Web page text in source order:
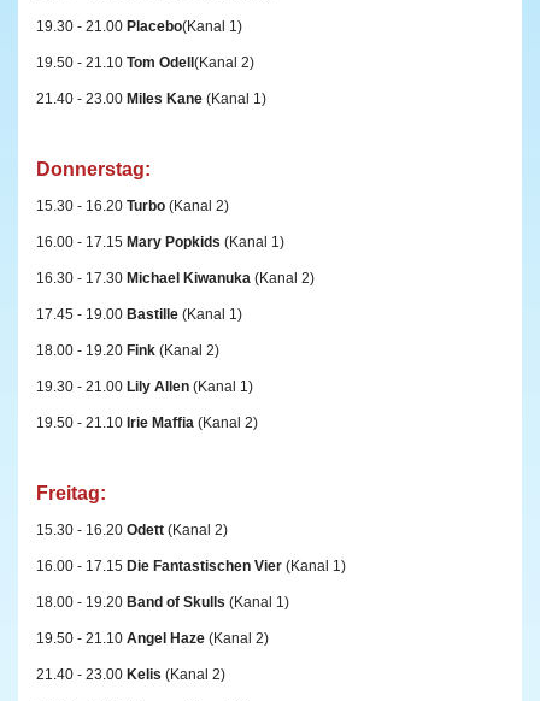
19.30 - 21.00 Placebo(Kanal 1)
19.50 - 21.10 Tom Odell (Kanal 2)
21.40 - 23.00 Miles Kane (Kanal 1)
Donnerstag:
15.30 - 16.20 Turbo (Kanal 2)
16.00 - 17.15 Mary Popkids (Kanal 1)
16.30 - 17.30 Michael Kiwanuka (Kanal 2)
17.45 - 19.00 Bastille (Kanal 1)
18.00 - 19.20 Fink (Kanal 2)
19.30 - 21.00 Lily Allen (Kanal 1)
19.50 - 21.10 Irie Maffia (Kanal 2)
Freitag:
15.30 - 16.20 Odett (Kanal 2)
16.00 - 17.15 Die Fantastischen Vier (Kanal 1)
18.00 - 19.20 Band of Skulls (Kanal 1)
19.50 - 21.10 Angel Haze (Kanal 2)
21.40 - 23.00 Kelis (Kanal 2)